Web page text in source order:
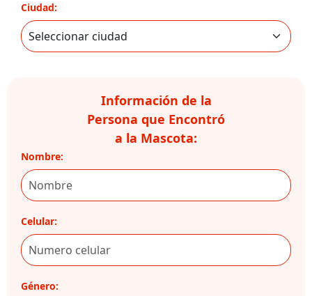
Ciudad:
Información de la
Persona que Encontró
a la Mascota:
Nombre:
Celular:
Género: